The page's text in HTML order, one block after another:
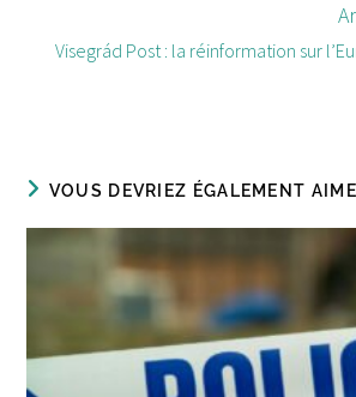
Visegrád Post : la réinformation sur
VOUS DEVRIEZ ÉGALEMENT